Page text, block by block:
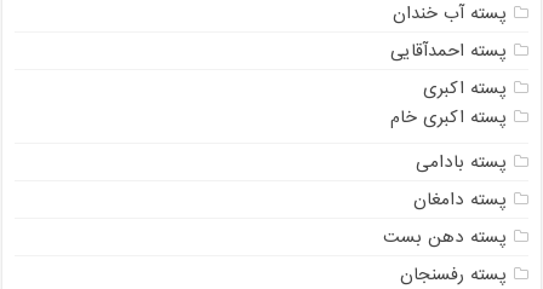
پسته آب خندان
پسته احمدآقایی
پسته اکبری
پسته اکبری خام
پسته بادامی
پسته دامغان
پسته دهن بست
پسته رفسنجان